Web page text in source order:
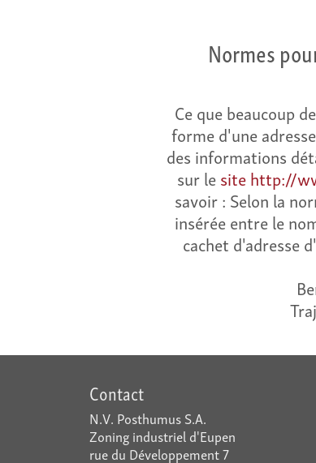
Normes
Ce que beaucoup
forme d'une
des informations
sur lesite http://
savoir : Selon la
insérée entre le
cachet d'adresse
Contact
N.V. Posthumus S.A.
Zoning industriel d'Eupen
rue du Développement 7